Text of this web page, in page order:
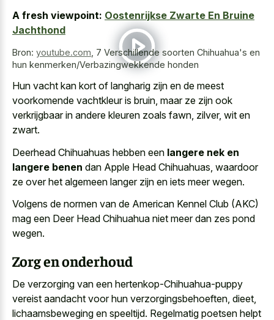
A fresh viewpoint: Oostenrijkse Zwarte En Bruine
Jachthond
Bron: youtube.com 7 Verschillende soorten Chihuahua's en
hun kenmerken/Verbazingwekkende honden
Hun vacht kan kort of langharig zijn en de meest
voorkomende vachtkleur is bruin, maar ze zijn ook
verkrijgbaar in andere kleuren zoals fawn, zilver, wit en
zwart.
Deerhead Chihuahuas hebben een langere nek en
langere benen dan Apple Head Chihuahuas, waardoor
ze over het algemeen langer zijn en iets meer wegen.
Volgens de normen van de American Kennel Club (AKC)
mag een Deer Head Chihuahua niet meer dan zes pond
wegen.
Zorg en onderhoud
De verzorging van een hertenkop-Chihuahua-puppy
vereist aandacht voor hun verzorgingsbehoeften, dieet,
lichaamsbeweging en speeltijd. Regelmatig poetsen helpt